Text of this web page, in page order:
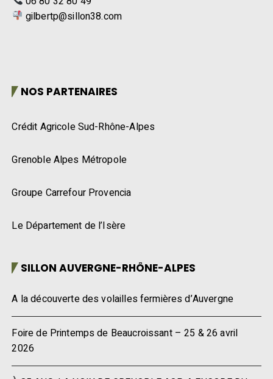
gilbertp@sillon38.com
NOS PARTENAIRES
Crédit Agricole Sud-Rhône-Alpes
Grenoble Alpes Métropole
Groupe Carrefour Provencia
Le Département de l’Isère
SILLON AUVERGNE-RHÔNE-ALPES
A la découverte des volailles fermières d’Auvergne
Foire de Printemps de Beaucroissant – 25 & 26 avril
2026